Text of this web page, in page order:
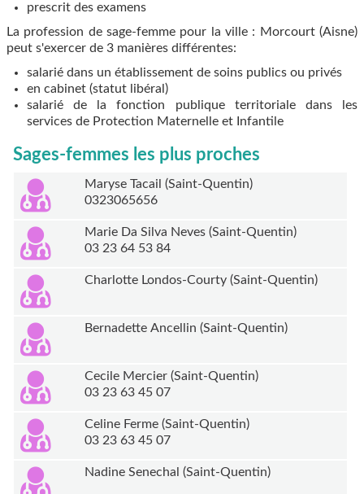
prescrit des examens
La profession de sage-femme pour la ville : Morcourt (Aisne)
peut s'exercer de 3 manières différentes:
salarié dans un établissement de soins publics ou privés
en cabinet (statut libéral)
salarié de la fonction publique territoriale dans les
services de Protection Maternelle et Infantile
Sages-femmes les plus proches
Maryse Tacail (Saint-Quentin)
0323065656
Marie Da Silva Neves (Saint-Quentin)
03 23 64 53 84
Charlotte Londos-Courty (Saint-Quentin)
Bernadette Ancellin (Saint-Quentin)
Cecile Mercier (Saint-Quentin)
03 23 63 45 07
Celine Ferme (Saint-Quentin)
03 23 63 45 07
Nadine Senechal (Saint-Quentin)